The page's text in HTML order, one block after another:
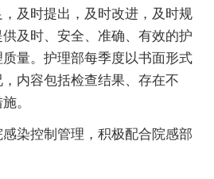
及时提出，及时改进，及时规
及时、安全、准确、有效的护
量。护理部每季度以书面形式
内容包括检查结果、存在不
。
控制管理，积极配合院感部